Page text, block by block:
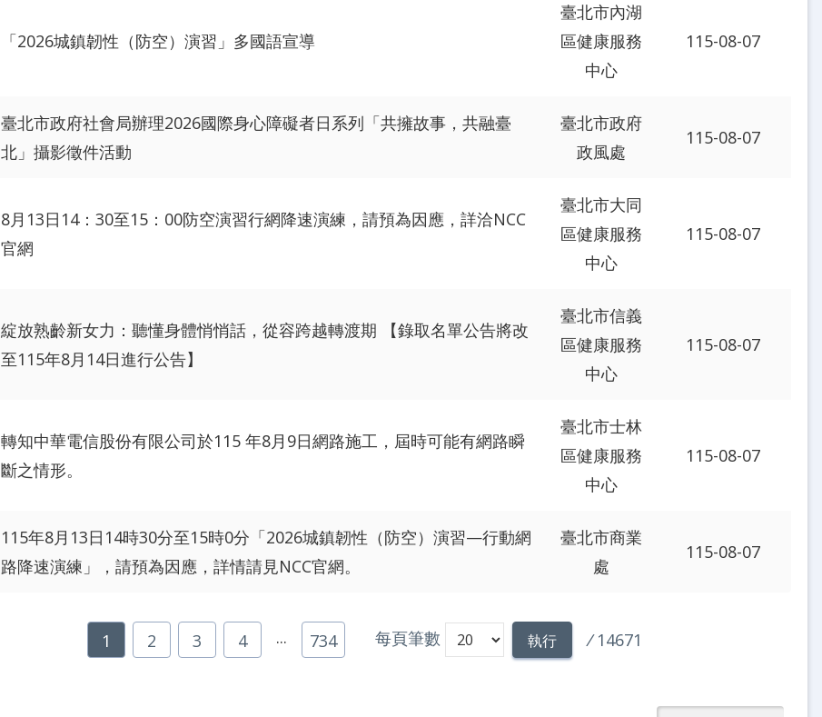
「2026城鎮韌性（防空）演習」多國語宣導
臺北市內湖
區健康服務
中心
115-08-07
臺北市政府社會局辦理2026國際身心障礙者日系列「共擁故事，共融臺
北」攝影徵件活動
臺北市政府
政風處
115-08-07
8月13日14：30至15：00防空演習行網降速演練，請預為因應，詳洽NCC
官網
臺北市大同
區健康服務
中心
115-08-07
綻放熟齡新女力：聽懂身體悄悄話，從容跨越轉渡期 【錄取名單公告將改
至115年8月14日進行公告】
臺北市信義
區健康服務
中心
115-08-07
轉知中華電信股份有限公司於115 年8月9日網路施工，屆時可能有網路瞬
斷之情形。
臺北市士林
區健康服務
中心
115-08-07
115年8月13日14時30分至15時0分「2026城鎮韌性（防空）演習—行動網
路降速演練」，請預為因應，詳情請見NCC官網。
臺北市商業
處
115-08-07
1 2 3 4 ... 734 每頁筆數 執行 / 14671